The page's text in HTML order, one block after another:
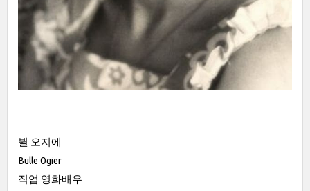
뷜 오지에
Bulle Ogier
직업 영화배우